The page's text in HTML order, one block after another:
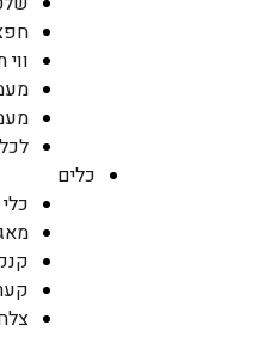
כלים